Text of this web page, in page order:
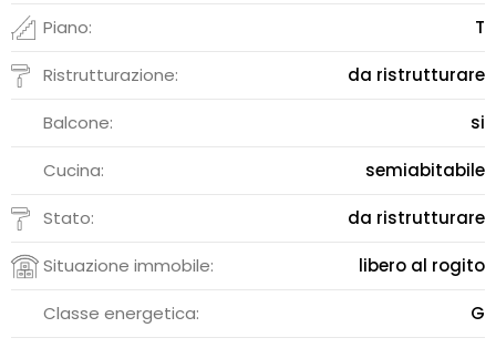
Piano: T
Ristrutturazione: da ristrutturare
Balcone: si
Cucina: semiabitabile
Stato: da ristrutturare
Situazione immobile: libero al rogito
Classe energetica: G